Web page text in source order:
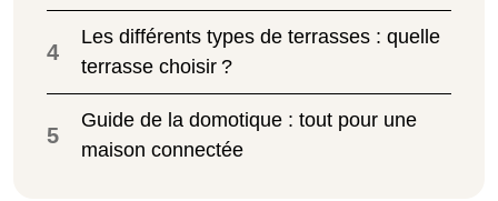
4
Les différents types de terrasses : quelle
terrasse choisir ?
5
Guide de la domotique : tout pour une
maison connectée